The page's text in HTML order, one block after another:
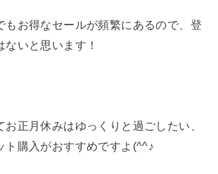
もお得なセールが頻繁にあるので、登
いと思います！
正月休みはゆっくりと過ごしたい、
ト購入がおすすめですよ(^^♪